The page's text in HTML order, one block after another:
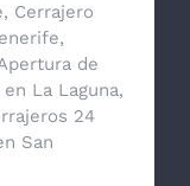
, Cerrajero
,
de
La Laguna,
24
San